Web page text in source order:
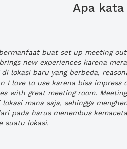
Apa
bermanfaat buat set up meeting
new experiences karena
lokasi baru yang berbeda,
I love to use karena bisa impress
with great meeting room.
mana saja, sehingga
pada harus menembus
suatu lokasi.